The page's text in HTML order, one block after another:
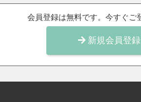
会員登録は無料です。今すぐご
新規会員登録